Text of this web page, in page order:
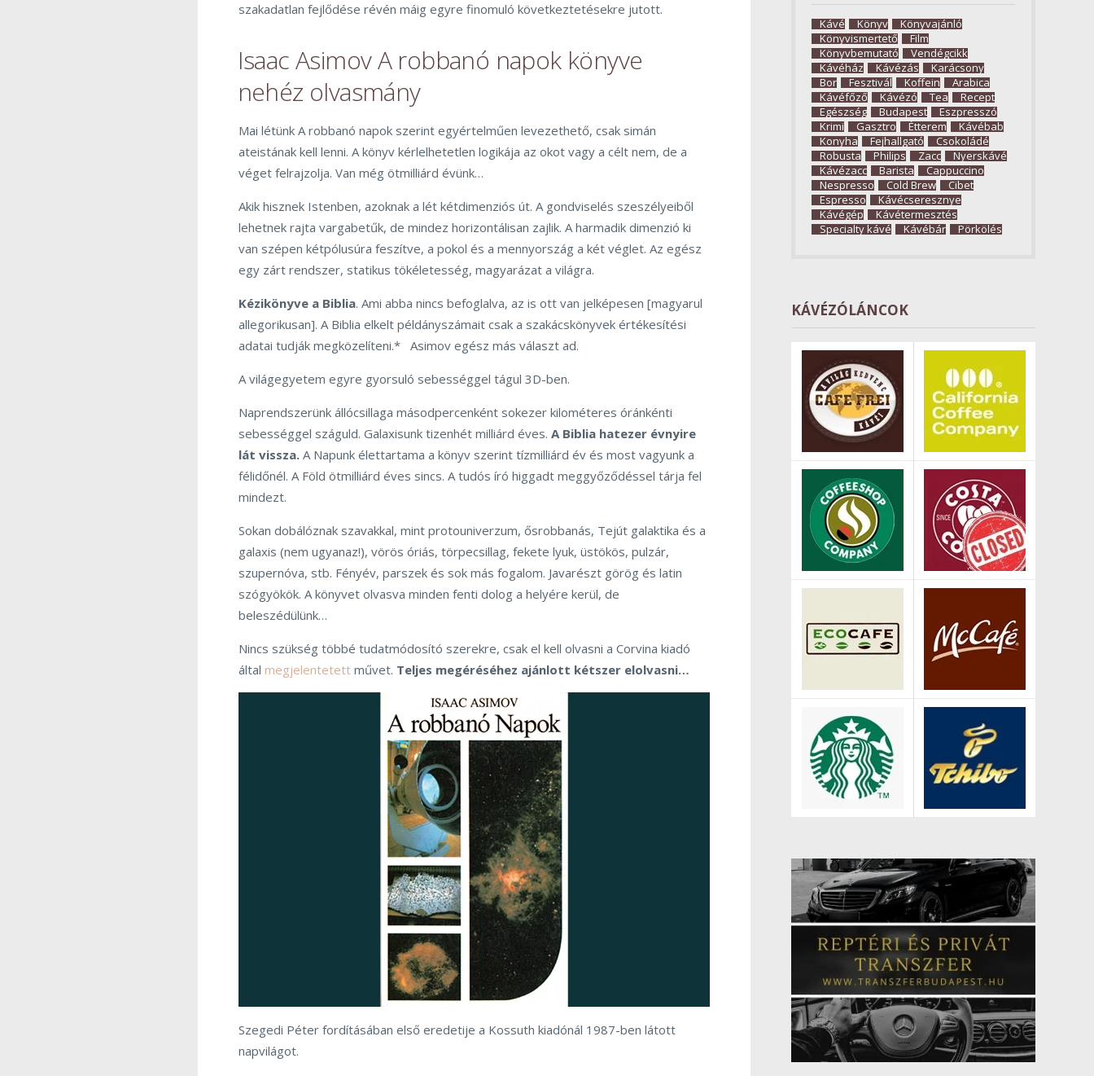
szakadatlan fejlődése révén máig egyre finomuló következtetésekre jutott.
Isaac Asimov A robbanó napok könyve
nehéz olvasmány
Mai létünk A robbanó napok szerint egyértelműen levezethető, csak simán
ateistának kell lenni. A könyv kérlelhetetlen logikája az okot vagy a célt nem, de a
véget felrajzolja. Van még ötmilliárd évünk…
Akik hisznek Istenben, azoknak a lét kétdimenziós út. A gondviselés szeszélyeiből
lehetnek rajta vargabetűk, de mindez horizontálisan zajlik. A harmadik dimenzió ki
van szépen kétpólusúra feszítve, a pokol és a mennyország a két véglet. Az egész
egy zárt rendszer, statikus tökéletesség, magyarázat a világra.
Kézikönyve a Biblia. Ami abba nincs befoglalva, az is ott van jelképesen [magyarul
allegorikusan]. A Biblia elkelt példányszámait csak a szakácskönyvek értékesítési
adatai tudják megközelíteni.* Asimov egész más választ ad.
A világegyetem egyre gyorsuló sebességgel tágul 3D-ben.
Naprendszerünk állócsillaga másodpercenként sokezer kilométeres óránkénti
sebességgel száguld. Galaxisunk tizenhét milliárd éves. A Biblia hatezer évnyire
lát vissza. A Napunk élettartama a könyv szerint tízmilliárd év és most vagyunk a
félidőnél. A Föld ötmilliárd éves sincs. A tudós író higgadt meggyőződéssel tárja fel
mindezt.
Sokan dobálóznak szavakkal, mint protouniverzum, ősrobbanás, Tejút galaktika és a
galaxis (nem ugyanaz!), vörös óriás, törpecsillag, fekete lyuk, üstökös, pulzár,
szupernóva, stb. Fényév, parszek és sok más fogalom. Javarészt görög és latin
szógyökök. A könyvet olvasva minden fenti dolog a helyére kerül, de
beleszédülünk…
Nincs szükség többé tudatmódosító szerekre, csak el kell olvasni a Corvina kiadó
által megjelentetett művet. Teljes megéréséhez ajánlott kétszer elolvasni…
Szegedi Péter fordításában első eredetije a Kossuth kiadónál 1987-ben látott
napvilágot.
Kávé Könyv
Könyvajánló
Könyvismertető
Film
Könyvbemutató
Vendégcikk
Kávéház
Kávézás
Karácsony
Bor
Fesztivál Koffein
Arabica
Kávéfőző
Kávézó Tea
Recept
Egészség
Budapest
Eszpresszó
Krimi
Gasztro Étterem
Kávébab
Konyha
Fejhallgató
Csokoládé
Robusta
Philips Zacc
Nyerskávé
Kávézacc
Barista
Cappuccino
Nespresso
Cold Brew
Cibet
Espresso
Kávécseresznye
Kávégép
Kávétermesztés
Specialty kávé
Kávébár Pörkölés
KÁVÉZÓLÁNCOK